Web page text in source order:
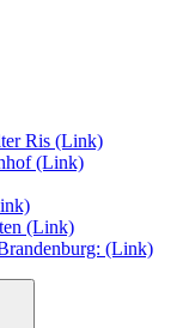
Ris (Link)
(Link)
(Link)
(Link)